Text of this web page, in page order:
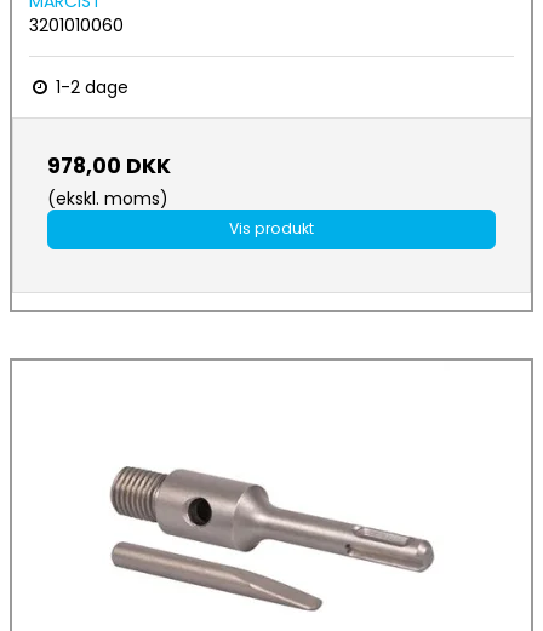
3201010060
1-2 dage
978,00 DKK
(ekskl. moms)
Vis produkt